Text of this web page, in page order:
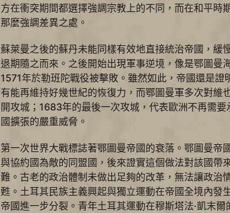
方在衝突期間都選擇強調宗教上的不同，而在和平時
那麼強調差異之處。
蘇萊曼之後的蘇丹未能同樣有效地直接統治帝國，緩
退期隨之而來。之後開始出現軍事逆境，像是鄂圖曼
1571年於勒班陀戰役被擊敗。雖然如此，帝國還是證
有能再維持好幾世紀的恢復力，而鄂圖曼軍多次對維
開攻城；1683年的最後一次攻城，代表歐洲不再需要
國擴張的嚴重威脅。
第一次世界大戰標誌著鄂圖曼帝國的衰落。鄂圖曼帝
與協約國為敵的同盟國，後來證實這個做法對該國帶
難。古老的政治體制未做出足夠的改革，無法讓政治
甦。土耳其民族主義興起與獨立運動在帝國全境內發
帝國進一步分裂。青年土耳其運動在穆斯塔法·凱末爾